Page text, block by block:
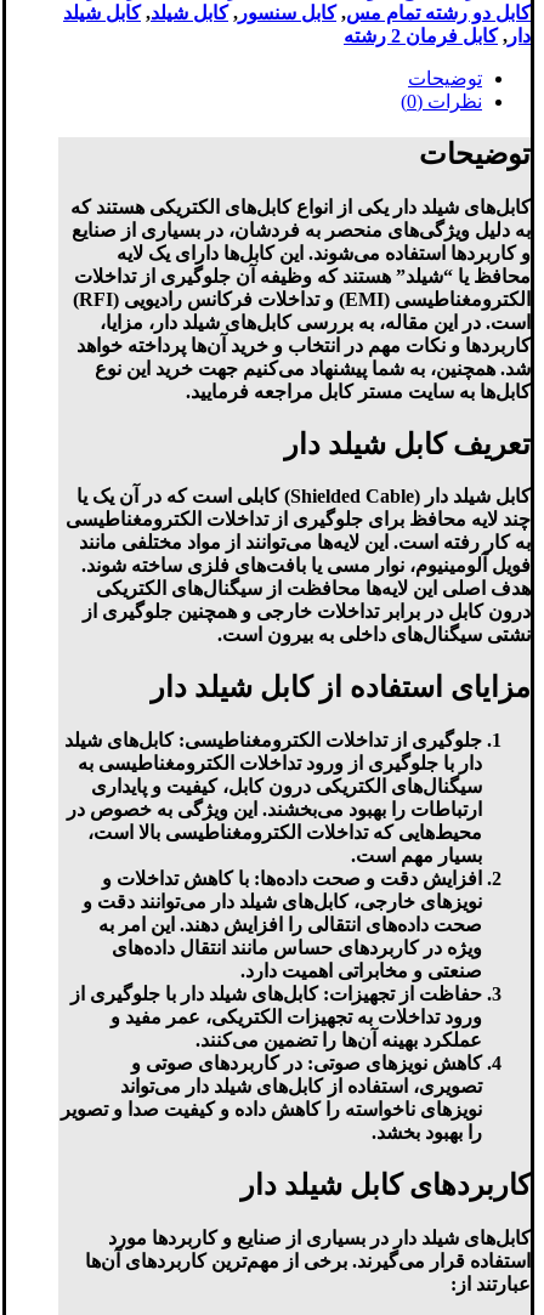
حلقه
200
متری
کابل دو رشته تمام مس,کابل سنسور ,کابل شیلد,کابل شیلد
دار ,کابل فرمان 2 رشته
توضیحات
نظرات (0)
توضیحات
کابل‌های شیلد دار یکی از انواع کابل‌های الکتریکی هستند که
به دلیل ویژگی‌های منحصر به فردشان، در بسیاری از صنایع
و کاربردها استفاده می‌شوند. این کابل‌ها دارای یک لایه
محافظ یا “شیلد” هستند که وظیفه آن جلوگیری از تداخلات
الکترومغناطیسی (EMI) و تداخلات فرکانس رادیویی (RFI)
است. در این مقاله، به بررسی کابل‌های شیلد دار، مزایا،
کاربردها و نکات مهم در انتخاب و خرید آن‌ها پرداخته خواهد
شد. همچنین، به شما پیشنهاد می‌کنیم جهت خرید این نوع
کابل‌ها به سایت مستر کابل مراجعه فرمایید.
تعریف کابل شیلد دار
کابل شیلد دار (Shielded Cable) کابلی است که در آن یک یا
چند لایه محافظ برای جلوگیری از تداخلات الکترومغناطیسی
به کار رفته است. این لایه‌ها می‌توانند از مواد مختلفی مانند
فویل آلومینیوم، نوار مسی یا بافت‌های فلزی ساخته شوند.
هدف اصلی این لایه‌ها محافظت از سیگنال‌های الکتریکی
درون کابل در برابر تداخلات خارجی و همچنین جلوگیری از
نشتی سیگنال‌های داخلی به بیرون است.
مزایای استفاده از کابل شیلد دار
جلوگیری از تداخلات الکترومغناطیسی: کابل‌های شیلد
دار با جلوگیری از ورود تداخلات الکترومغناطیسی به
سیگنال‌های الکتریکی درون کابل، کیفیت و پایداری
ارتباطات را بهبود می‌بخشند. این ویژگی به خصوص در
محیط‌هایی که تداخلات الکترومغناطیسی بالا است،
بسیار مهم است.
افزایش دقت و صحت داده‌ها: با کاهش تداخلات و
نویزهای خارجی، کابل‌های شیلد دار می‌توانند دقت و
صحت داده‌های انتقالی را افزایش دهند. این امر به
ویژه در کاربردهای حساس مانند انتقال داده‌های
صنعتی و مخابراتی اهمیت دارد.
حفاظت از تجهیزات: کابل‌های شیلد دار با جلوگیری از
ورود تداخلات به تجهیزات الکتریکی، عمر مفید و
عملکرد بهینه آن‌ها را تضمین می‌کنند.
کاهش نویزهای صوتی: در کاربردهای صوتی و
تصویری، استفاده از کابل‌های شیلد دار می‌تواند
نویزهای ناخواسته را کاهش داده و کیفیت صدا و تصویر
را بهبود بخشد.
کاربردهای کابل شیلد دار
کابل‌های شیلد دار در بسیاری از صنایع و کاربردها مورد
استفاده قرار می‌گیرند. برخی از مهم‌ترین کاربردهای آن‌ها
عبارتند از: